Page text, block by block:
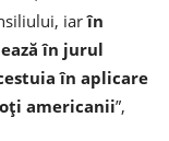
iarîn
în jurul
în aplicare
americanii”,